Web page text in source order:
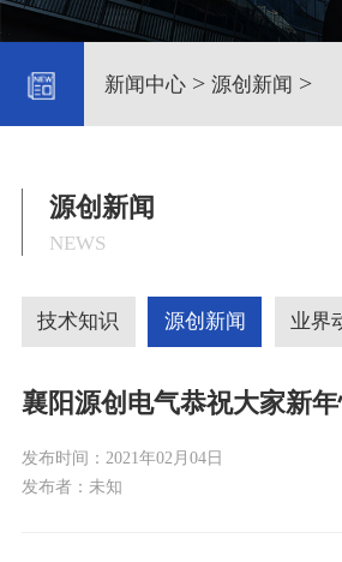
新闻中心> 源创新闻 >
源创新闻
NEWS
技术知识 源创新闻 业界
襄阳源创电气恭祝大家新
发布时间： 2021年02月04日
发布者： 未知